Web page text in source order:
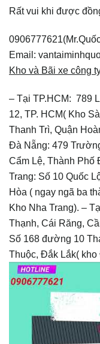
Rất vui khi được
Email:
Kho và Bãi xe công
– Tại TP.HCM: 789
12, TP. HCM( Kho
Thanh Trì, Quận
Đà Nẵng: 479
Cẩm Lệ, Thành Phố
Trang: Số 10 Quốc
Hòa ( ngay ngã ba
Kho Nha Trang). –
Thạnh, Cái Răng,
Số 168 đường 10
Thuộc, Đắk Lắk( kho